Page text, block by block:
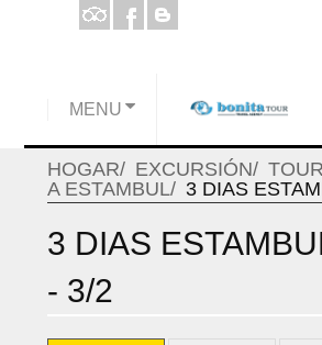
MENU
HOGAR EXCURSIÓN
A ESTAMBUL
3 DIAS
3 DIAS
- 3/2